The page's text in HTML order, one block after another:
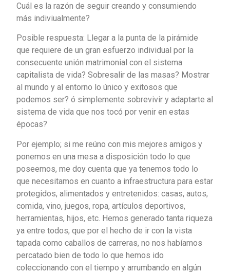
Cuál es la razón de seguir creando y consumiendo
más indiviualmente?
Posible respuesta: Llegar a la punta de la pirámide
que requiere de un gran esfuerzo individual por la
consecuente unión matrimonial con el sistema
capitalista de vida? Sobresalir de las masas? Mostrar
al mundo y al entorno lo único y exitosos que
podemos ser? ó simplemente sobrevivir y adaptarte al
sistema de vida que nos tocó por venir en estas
épocas?
Por ejemplo; si me reúno con mis mejores amigos y
ponemos en una mesa a disposición todo lo que
poseemos, me doy cuenta que ya tenemos todo lo
que necesitamos en cuanto a infraestructura para estar
protegidos, alimentados y entretenidos: casas, autos,
comida, vino, juegos, ropa, artículos deportivos,
herramientas, hijos, etc. Hemos generado tanta riqueza
ya entre todos, que por el hecho de ir con la vista
tapada como caballos de carreras, no nos habíamos
percatado bien de todo lo que hemos ido
coleccionando con el tiempo y arrumbando en algún